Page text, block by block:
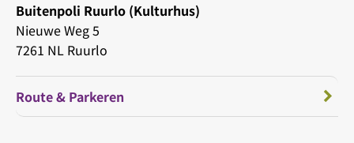
Buitenpoli Ruurlo (Kulturhus)
Nieuwe Weg 5
7261 NL Ruurlo
Route & Parkeren